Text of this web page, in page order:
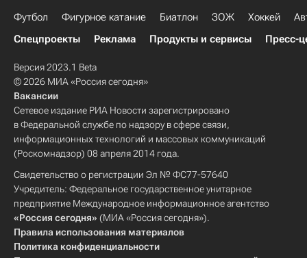
Футбол Фигурное катание Биатлон ЗОЖ Хоккей
Спецпроекты
Реклама Продукты и сервисы Пресс-
Версия 2023.1 Beta
© 2026 МИА «Россия сегодня»
Вакансии
Сетевое издание РИА Новости зарегистрировано
в Федеральной службе по надзору в сфере связи,
информационных технологий и массовых коммуникаций
(Роскомнадзор) 08 апреля 2014 года.
Свидетельство о регистрации Эл № ФС77-57640
Учредитель: Федеральное государственное унитарное
предприятие Международное информационное агентство
«Россия сегодня» (МИА «Россия сегодня»).
Правила использования материалов
Политика конфиденциальности